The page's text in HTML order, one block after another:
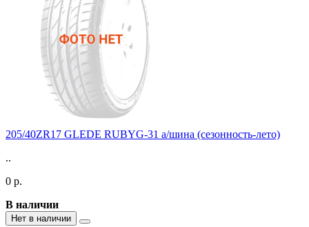
205/40ZR17 GLEDE RUBYG-31 а/шина (сезонность-лето)
..
0 р.
В наличии
Нет в наличии